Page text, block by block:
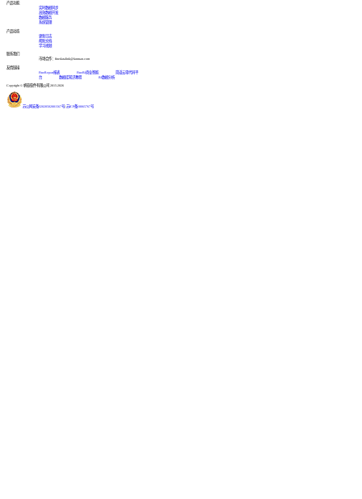
产品功能
实时数据同步
高效数据开发
数据服务
系统管理
产品动态
更新日志
帮助文档
学习视频
联系我们
市场合作：finedatalink@fanruan.com
友情链接
FineReport报表
FineBI商业智能
简道云零代码平
台
数据库知识教程 BI数据分析
Copyright © 帆软软件有限公司 2015-2026
苏公网安备32020502001567号| 苏ICP备18065767号